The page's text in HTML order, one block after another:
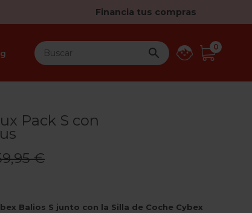
Financia tus compras
 0
Pack S con
€
Balios S junto con la Silla de Coche Cybex